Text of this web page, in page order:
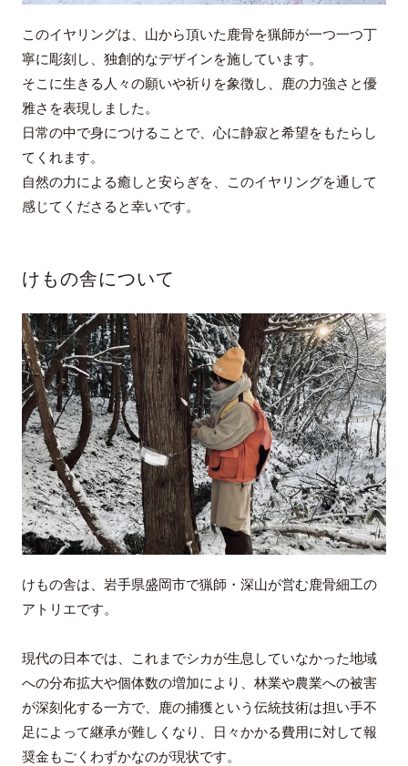
このイヤリングは、山から頂いた鹿骨を猟師が一つ一つ丁
寧に彫刻し、独創的なデザインを施しています。
そこに生きる人々の願いや祈りを象徴し、鹿の力強さと優
雅さを表現しました。
日常の中で身につけることで、心に静寂と希望をもたらし
てくれます。
自然の力による癒しと安らぎを、このイヤリングを通して
感じてくださると幸いです。
けもの舎について
けもの舎は、岩手県盛岡市で猟師・深山が営む鹿骨細工の
アトリエです。
現代の日本では、これまでシカが生息していなかった地域
への分布拡大や個体数の増加により、林業や農業への被害
が深刻化する一方で、鹿の捕獲という伝統技術は担い手不
足によって継承が難しくなり、日々かかる費用に対して報
奨金もごくわずかなのが現状です。